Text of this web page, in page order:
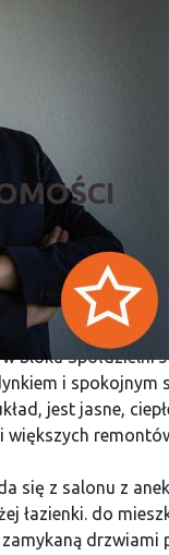
położone w
bloku Spółdzielni
i spokojnym
jest jasne,
większych
się z salonu z
łazienki. do
drzwiami